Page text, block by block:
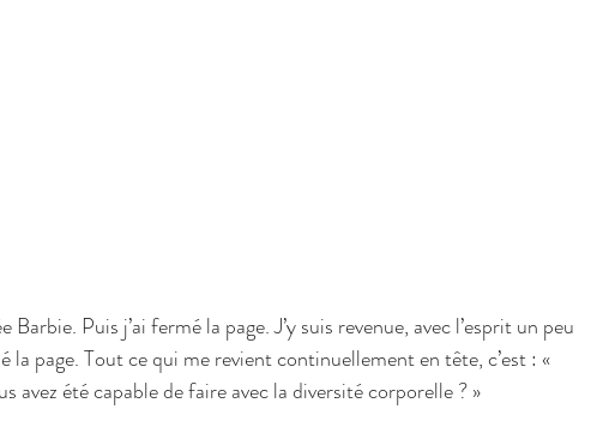
Barbie. Puis j’ai fermé la page. J’y suis revenue, avec l’esprit un peu
la page. Tout ce qui me revient continuellement en tête, c’est : «
avez été capable de faire avec la diversité corporelle ? »